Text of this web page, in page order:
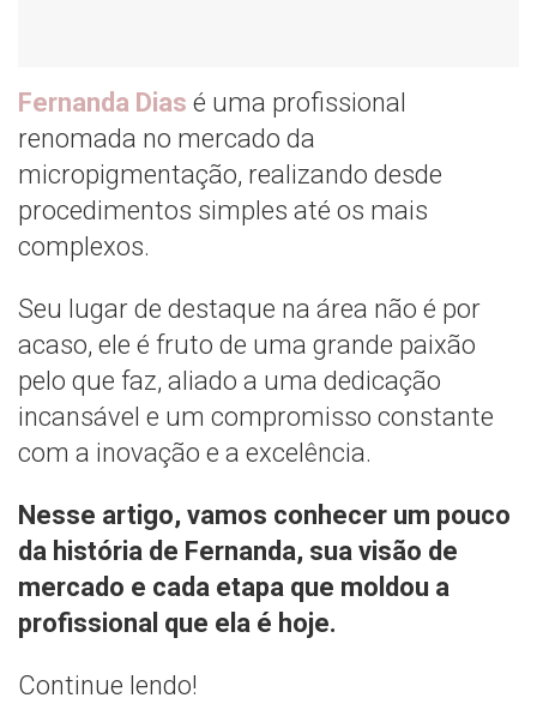
Fernanda Dias é uma profissional
renomada no mercado da
micropigmentação, realizando desde
procedimentos simples até os mais
complexos.
Seu lugar de destaque na área não é por
acaso, ele é fruto de uma grande paixão
pelo que faz, aliado a uma dedicação
incansável e um compromisso constante
com a inovação e a excelência.
Nesse artigo, vamos conhecer um pouco
da história de Fernanda, sua visão de
mercado e cada etapa que moldou a
profissional que ela é hoje.
Continue lendo!